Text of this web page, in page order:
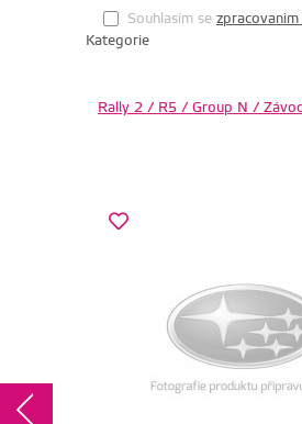
Souhlasim se
Kategorie
Rally 2 / R5 / Group N /